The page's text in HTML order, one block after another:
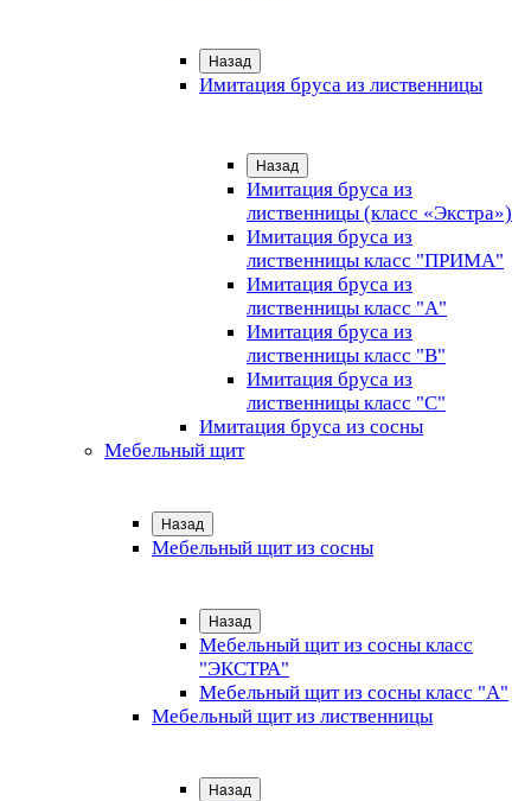
Назад
Имитация бруса из лиственницы
Назад
Имитация бруса из
лиственницы (класс «Экстра»)
Имитация бруса из
лиственницы класс "ПРИМА"
Имитация бруса из
лиственницы класс "А"
Имитация бруса из
лиственницы класс "B"
Имитация бруса из
лиственницы класс "C"
Имитация бруса из сосны
Мебельный щит
Назад
Мебельный щит из сосны
Назад
Мебельный щит из сосны класс
"ЭКСТРА"
Мебельный щит из сосны класс "А"
Мебельный щит из лиственницы
Назад